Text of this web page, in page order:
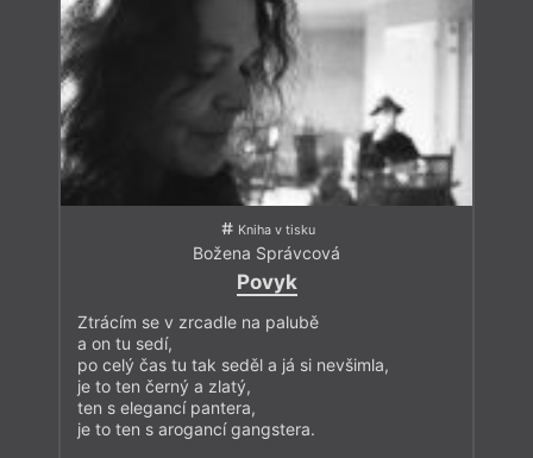
Kniha v tisku
Božena Správcová
Povyk
Ztrácím se v zrcadle na palubě
a on tu sedí,
po celý čas tu tak seděl a já si nevšimla,
je to ten černý a zlatý,
ten s elegancí pantera,
je to ten s arogancí gangstera.